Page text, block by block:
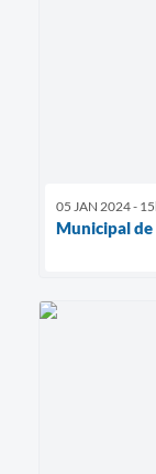
05 JAN 2024 -
Municipal